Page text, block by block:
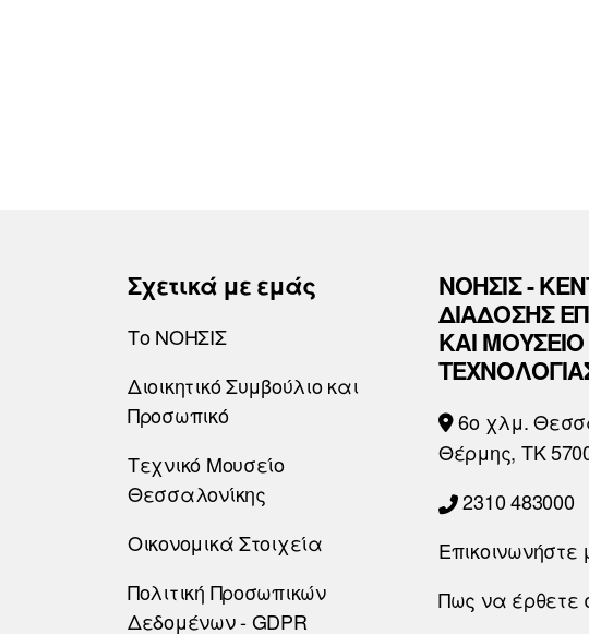
Σχετικά με εμάς
Το ΝΟΗΣΙΣ
Διοικητικό Συμβούλιο και
Προσωπικό
Τεχνικό Μουσείο
Θεσσαλονίκης
Οικονομικά Στοιχεία
Πολιτική Προσωπικών
Δεδομένων - GDPR
ΝΟΗΣΙΣ -
ΔΙΑΔΟΣΗΣ
ΚΑΙ ΜΟΥΣΕΙΟ
6o χλμ.
Θέρμης, ΤΚ
2310 483000
Επικοινωνήστε
Πως να έρθετε